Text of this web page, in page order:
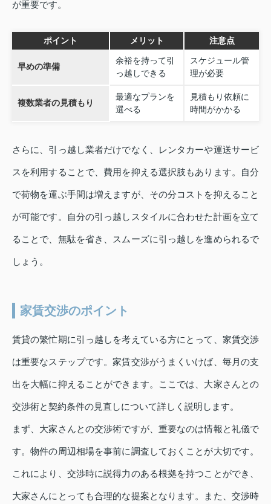
が重要です。
ポイント メリット 注意点
早めの準備
余裕を持って引
っ越しできる
スケジュール管
理が必要
複数業者の見積もり
最適なプランを
選べる
見積もり依頼に
時間がかかる
さらに、引っ越し業者だけでなく、レンタカーや運送サービ
スを利用することで、費用を抑える選択肢もあります。自分
で荷物を運ぶ手間は増えますが、その分コストを抑えること
が可能です。自分の引っ越しスタイルに合わせた計画を立て
ることで、無駄を省き、スムーズに引っ越しを進められるで
しょう。
家賃交渉のポイント
賃貸の繁忙期に引っ越しを考えている方にとって、家賃交渉
は重要なステップです。家賃交渉がうまくいけば、毎月の支
出を大幅に抑えることができます。ここでは、大家さんとの
交渉術と契約条件の見直しについて詳しく説明します。
まず、大家さんとの交渉術ですが、重要なのは情報と礼儀で
す。物件の周辺相場を事前に調査しておくことが大切です。
これにより、交渉時に説得力のある根拠を持つことができ、
大家さんにとっても合理的な提案となります。また、交渉時